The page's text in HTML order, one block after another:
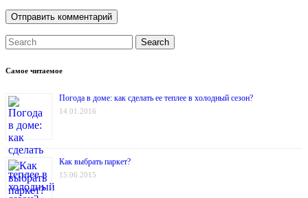
Search
Самое читаемое
Погода в доме: как сделать ее теплее в холодный сезон?
14.01.2016
Как выбрать паркет?
15.06.2015